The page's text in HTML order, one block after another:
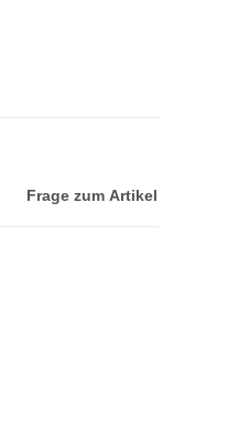
Frage zum Artikel